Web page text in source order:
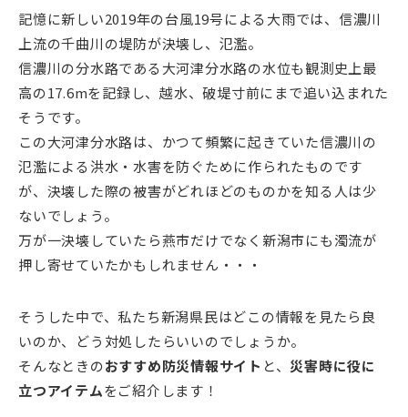
記憶に新しい2019年の台風19号による大雨では、信濃川
上流の千曲川の堤防が決壊し、氾濫。
信濃川の分水路である大河津分水路の水位も観測史上最
高の17.6mを記録し、越水、破堤寸前にまで追い込まれた
そうです。
この大河津分水路は、かつて頻繁に起きていた信濃川の
氾濫による洪水・水害を防ぐために作られたものです
が、決壊した際の被害がどれほどのものかを知る人は少
ないでしょう。
万が一決壊していたら燕市だけでなく新潟市にも濁流が
押し寄せていたかもしれません・・・
そうした中で、私たち新潟県民はどこの情報を見たら良
いのか、どう対処したらいいのでしょうか。
そんなときのおすすめ防災情報サイト と、 災害時に役に
立つアイテムをご紹介します！